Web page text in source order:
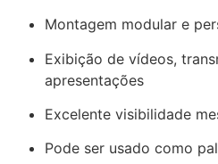
Montagem modular e
Exibição de vídeos,
apresentações
Excelente visibilidade
Pode ser usado como